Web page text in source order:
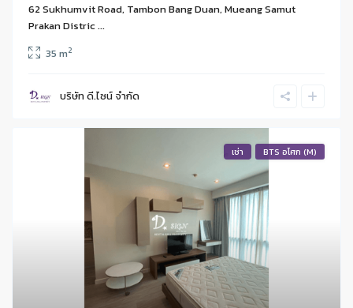
62 Sukhumvit Road, Tambon Bang Duan, Mueang Samut
Prakan Distric ...
35 m2
บริษัท ดี.ไซน์ จํากัด
เช่า BTS อโศก (M)